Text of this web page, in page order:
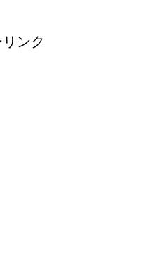
ンク